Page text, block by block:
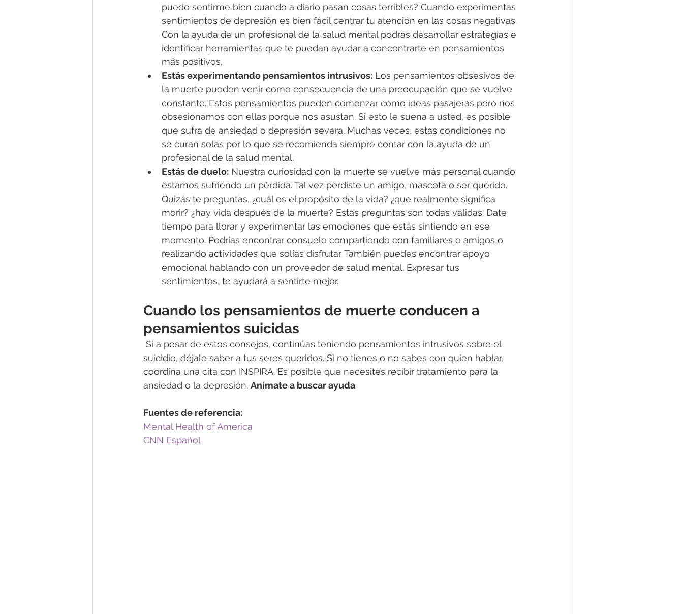
puedo sentirme bien cuando a diario pasan cosas terribles? Cuando experimentas
sentimientos de depresión es bien fácil centrar tu atención en las cosas negativas.
Con la ayuda de un profesional de la salud mental podrás desarrollar estrategias e
identificar herramientas que te puedan ayudar a concentrarte en pensamientos
más positivos.
Estás experimentando pensamientos intrusivos: Los pensamientos obsesivos de
la muerte pueden venir como consecuencia de una preocupación que se vuelve
constante. Estos pensamientos pueden comenzar como ideas pasajeras pero nos
obsesionamos con ellas porque nos asustan. Si esto le suena a usted, es posible
que sufra de ansiedad o depresión severa. Muchas veces, estas condiciones no
se curan solas por lo que se recomienda siempre contar con la ayuda de un
profesional de la salud mental.
Estás de duelo: Nuestra curiosidad con la muerte se vuelve más personal cuando
estamos sufriendo un pérdida. Tal vez perdiste un amigo, mascota o ser querido.
Quizás te preguntas, ¿cuál es el propósito de la vida? ¿que realmente significa
morir? ¿hay vida después de la muerte? Estas preguntas son todas válidas. Date
tiempo para llorar y experimentar las emociones que estás sintiendo en ese
momento. Podrías encontrar consuelo compartiendo con familiares o amigos o
realizando actividades que solías disfrutar. También puedes encontrar apoyo
emocional hablando con un proveedor de salud mental. Expresar tus
sentimientos, te ayudará a sentirte mejor.
Cuando los pensamientos de muerte conducen a
pensamientos suicidas
suicidio, déjale saber a tus seres queridos. Si no tienes o no sabes con quien hablar,
coordina una cita con INSPIRA. Es posible que necesites recibir tratamiento para la
ansiedad o la depresión. Anímate a buscar ayuda
Fuentes de referencia:
Mental Health of America
CNN Español